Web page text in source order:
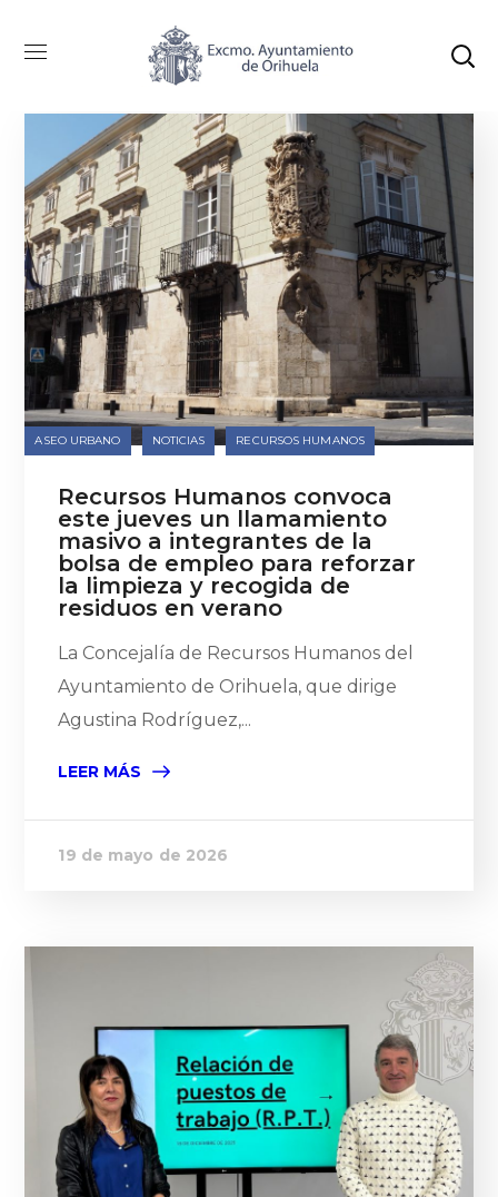
Categoría: Recursos Humanos
ASEO URBANO NOTICIAS RECURSOS HUMANOS
Recursos Humanos convoca
este jueves un llamamiento
masivo a integrantes de la
bolsa de empleo para reforzar
la limpieza y recogida de
residuos en verano
La Concejalía de Recursos Humanos del
Ayuntamiento de Orihuela, que dirige
Agustina Rodríguez,...
LEER MÁS
19 de mayo de 2026